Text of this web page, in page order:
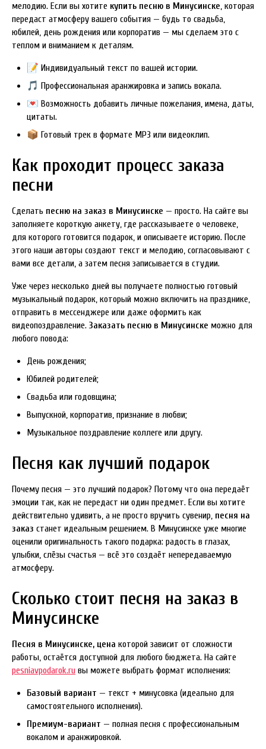
мелодию. Если вы хотите купить песню в Минусинске, которая
передаст атмосферу вашего события — будь то свадьба,
юбилей, день рождения или корпоратив — мы сделаем это с
теплом и вниманием к деталям.
📝 Индивидуальный текст по вашей истории.
🎵 Профессиональная аранжировка и запись вокала.
💌 Возможность добавить личные пожелания, имена, даты,
цитаты.
📦 Готовый трек в формате MP3 или видеоклип.
Как проходит процесс заказа
песни
Сделать песню на заказ в Минусинске — просто. На сайте вы
заполняете короткую анкету, где рассказываете о человеке,
для которого готовится подарок, и описываете историю. После
этого наши авторы создают текст и мелодию, согласовывают с
вами все детали, а затем песня записывается в студии.
Уже через несколько дней вы получаете полностью готовый
музыкальный подарок, который можно включить на празднике,
отправить в мессенджере или даже оформить как
видеопоздравление. Заказать песню в Минусинске можно для
любого повода:
День рождения;
Юбилей родителей;
Свадьба или годовщина;
Выпускной, корпоратив, признание в любви;
Музыкальное поздравление коллеге или другу.
Песня как лучший подарок
Почему песня — это лучший подарок? Потому что она передаёт
эмоции так, как не передаст ни один предмет. Если вы хотите
действительно удивить, а не просто вручить сувенир, песня на
заказ станет идеальным решением. В Минусинске уже многие
оценили оригинальность такого подарка: радость в глазах,
улыбки, слёзы счастья — всё это создаёт непередаваемую
атмосферу.
Сколько стоит песня на заказ в
Минусинске
Песня в Минусинске, цена которой зависит от сложности
работы, остаётся доступной для любого бюджета. На сайте
pesniavpodarok.ru вы можете выбрать формат исполнения:
Базовый вариант — текст + минусовка (идеально для
самостоятельного исполнения).
Премиум-вариант — полная песня с профессиональным
вокалом и аранжировкой.